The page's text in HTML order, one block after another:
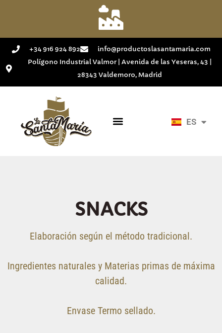
+34 916 924 892
info@productoslasantamaria.com
Polígono Industrial Valmor | Avenida de las Yeseras, 43 |
28343 Valdemoro, Madrid
ES
EN
SNACKS
Elaboración según el método tradicional.
Ingredientes naturales y Materias primas de máxima
calidad.
Envase Termo sellado.